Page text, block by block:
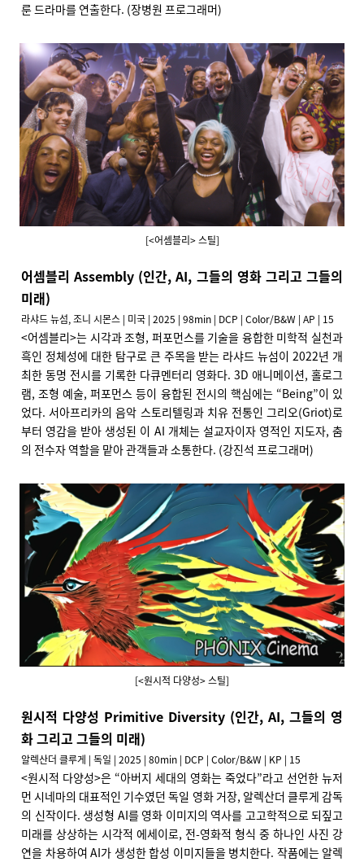
룬 드라마를 연출한다. (장병원 프로그래머)
[<어셈블리> 스틸]
어셈블리 Assembly (인간, AI, 그들의 영화 그리고 그들의
미래)
라샤드 뉴섬, 조니 시몬스 | 미국 | 2025 | 98min | DCP | Color/B&W | AP | 15
<어셈블리>는 시각과 조형, 퍼포먼스를 기술을 융합한 미학적 실천과
흑인 정체성에 대한 탐구로 큰 주목을 받는 라샤드 뉴섬이 2022년 개
최한 동명 전시를 기록한 다큐멘터리 영화다. 3D 애니메이션, 홀로그
램, 조형 예술, 퍼포먼스 등이 융합된 전시의 핵심에는 “Being”이 있
었다. 서아프리카의 음악 스토리텔링과 치유 전통인 그리오(Griot)로
부터 영감을 받아 생성된 이 AI 개체는 설교자이자 영적인 지도자, 춤
의 전수자 역할을 맡아 관객들과 소통한다. (강진석 프로그래머)
[<원시적 다양성> 스틸]
원시적 다양성 Primitive Diversity (인간, AI, 그들의 영
화 그리고 그들의 미래)
알렉산더 클루게 | 독일 | 2025 | 80min | DCP | Color/B&W | KP | 15
<원시적 다양성>은 “아버지 세대의 영화는 죽었다”라고 선언한 뉴저
먼 시네마의 대표적인 기수였던 독일 영화 거장, 알렉산더 클루게 감독
의 신작이다. 생성형 AI를 영화 이미지의 역사를 고고학적으로 되짚고
미래를 상상하는 시각적 에세이로, 전-영화적 형식 중 하나인 사진 강
연을 차용하여 AI가 생성한 합성 이미지들을 병치한다. 작품에는 알렉